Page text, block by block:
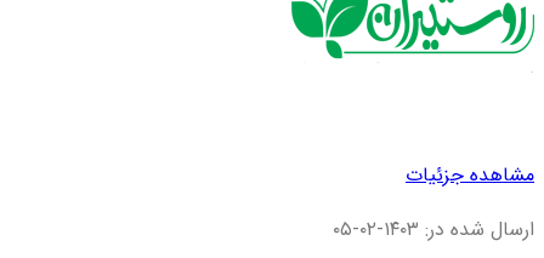
مشاهده جزئیات
ارسال شده در: ۱۴۰۳-۰۲-۰۵